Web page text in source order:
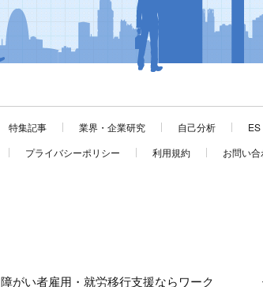
特集記事 業界・企業研究 自己分析
プライバシーポリシー 利用規約 お問い
障がい者雇用・就労移行支援ならワーク